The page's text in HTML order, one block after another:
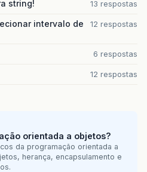
string! 13 respostas
intervalo de
12 respostas
6 respostas
12 respostas
orientada a objetos?
da programação orientada a
herança, encapsulamento e